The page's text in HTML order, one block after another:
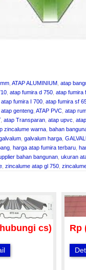
ATAP ALUMINIUM atap
atap fumira d 750 atap fumira
atap fumira I 700 atap fumira sf
atap genteng ATAP PVC atap
, atap Transparan atap upvc
zincalume warna bahan
galvalum harga
harga atap fumira terbaru
bahan bangunan ukuran
zincalume atap gl 750
cs) Rp